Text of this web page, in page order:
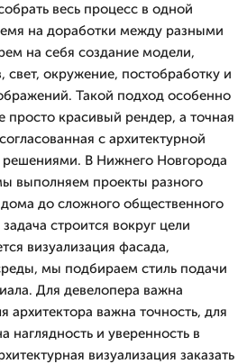
весь процесс в одной
на доработки между разными
на себя создание модели,
свет, окружение, постобработку и
Такой подход особенно
просто красивый рендер, а точная
с архитектурной
решениями. В Нижнего Новгорода
выполняем проекты разного
до сложного общественного
строится вокруг цели
визуализация фасада,
мы подбираем стиль подачи
Для девелопера важна
архитектора важна точность, для
наглядность и уверенность в
визуализация заказать